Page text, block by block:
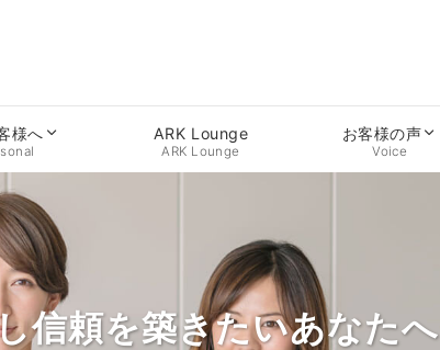
様へ ARK Lounge
ARK Lounge
お客様の声
Voice
Official Web Site
信頼を築きたいあなたへ
フスタイルを
むあなたへ
目指すあなたへ